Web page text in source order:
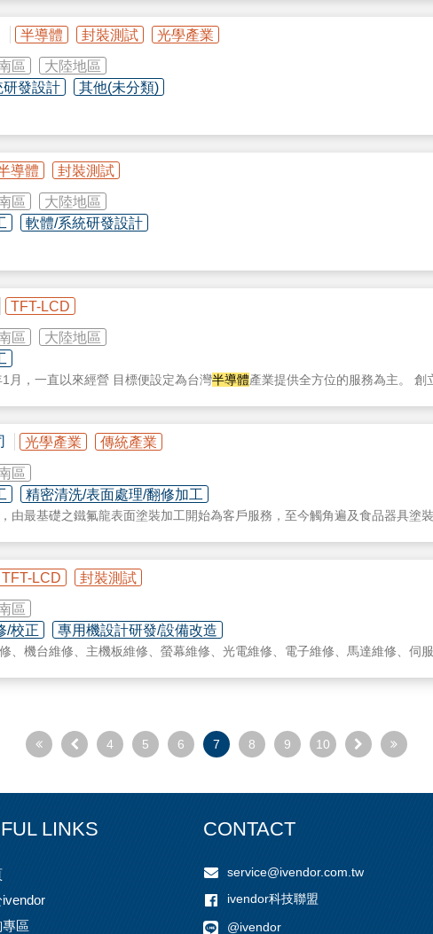
半導體 封裝測試 光學產業
區
大陸地區
研發設計 其他(未分類)
導體 封裝測試
區
大陸地區
軟體/系統研發設計
TFT-LCD
區
大陸地區
月，一直以來經營 目標便設定為台灣半導體產業提供全方位的服務為主。 創
之需求，更擴充 原有加工廠，添購X2000*Y1500*Z950龍門五軸加工機 。新
造線，其加工之材質廣含陶瓷、石英、 矽等、石墨。
光學產業 傳統產業
區
精密清洗/表面處理/翻修加工
由最基礎之鐵氟龍表面塗裝加工開始為客戶服務，至今觸角遍及食品器具塗
龍半成品，以供客戶需求；半成品項目包含︰鐵氟龍布、鐵氟龍皮帶、輸送
等。
多年經驗，另精於 CNC.NC 加工高階工程塑膠、為業界提供各項製程解決方
務
TFT-LCD 封裝測試
區
/校正 專用機設計研發/設備改造
、機台維修、主機板維修、螢幕維修、光電維修、電子維修、馬達維修、伺
4 5 6 7 8 9 10
LINKS
ivendor
區
CONTACT
service@ivendor.com.tw
ivendor科技聯盟
@ivendor